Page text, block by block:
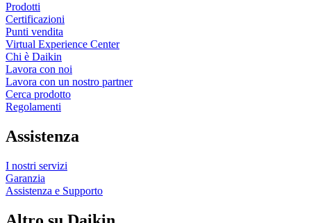
Prodotti
Certificazioni
Punti vendita
Virtual Experience Center
Chi è Daikin
Lavora con noi
Lavora con un nostro partner
Cerca prodotto
Regolamenti
Assistenza
I nostri servizi
Garanzia
Assistenza e Supporto